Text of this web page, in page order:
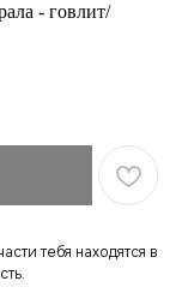
- говлит/
тебя находятся в